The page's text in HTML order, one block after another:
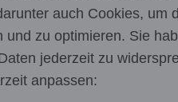
auch Cookies, um
und zu optimieren. Sie
jederzeit zu
anpassen: